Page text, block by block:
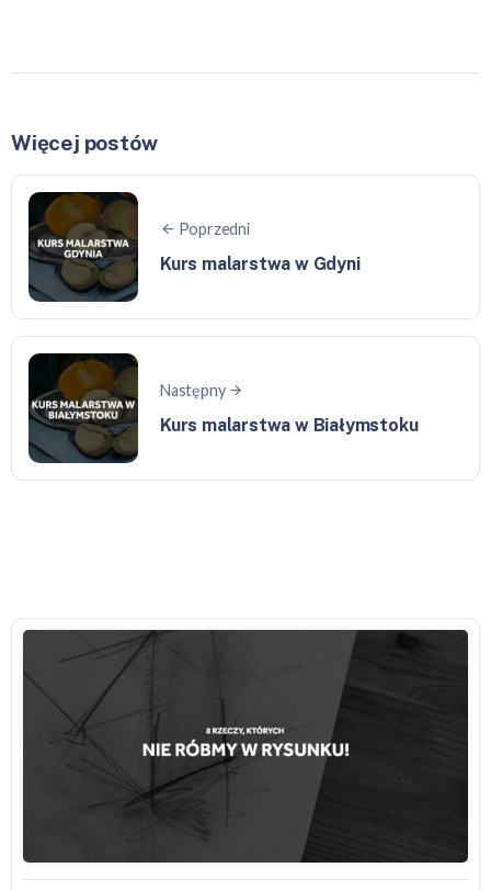
Więcej postów
Poprzedni
Kurs malarstwa w Gdyni
Następny
Kurs malarstwa w Białymstoku